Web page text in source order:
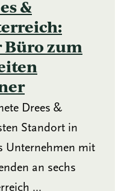
&
Büro zum
Drees &
Standort in
Unternehmen mit
an sechs
...